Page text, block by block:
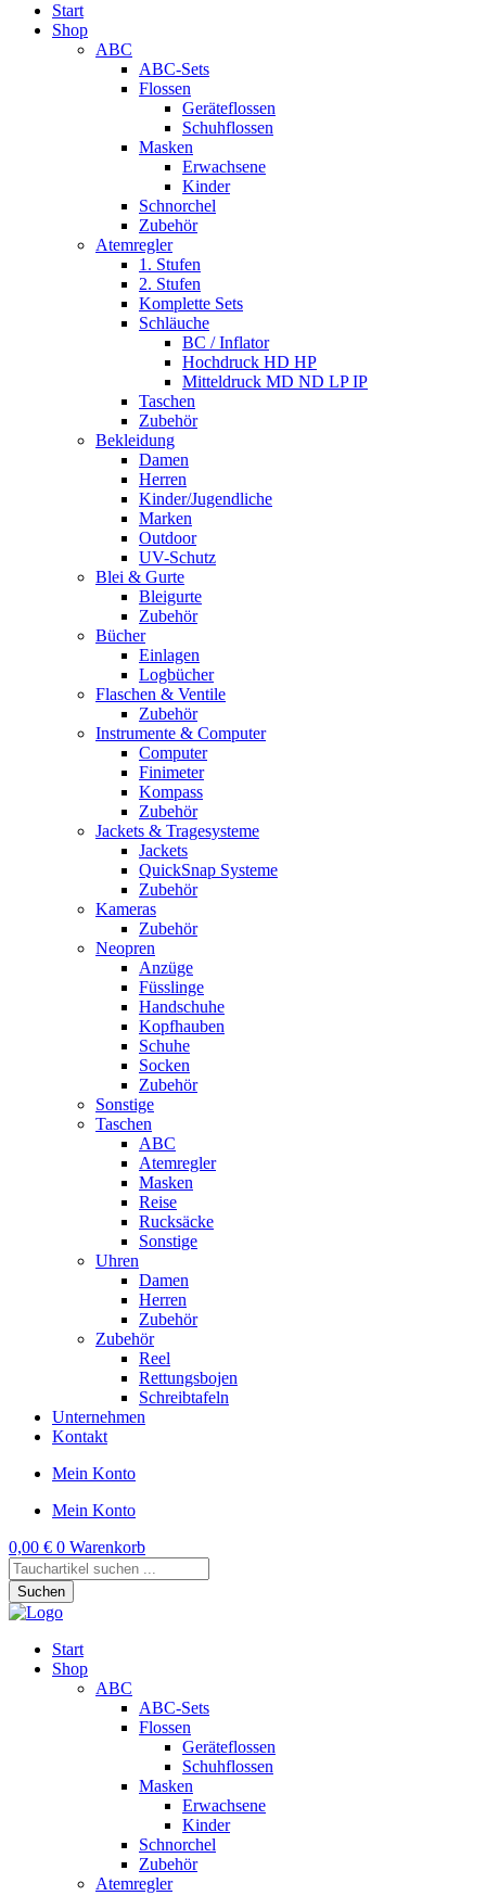
Start
Shop
ABC
ABC-Sets
Flossen
Geräteflossen
Schuhflossen
Masken
Erwachsene
Kinder
Schnorchel
Zubehör
Atemregler
1. Stufen
2. Stufen
Komplette Sets
Schläuche
BC / Inflator
Hochdruck HD HP
Mitteldruck MD ND LP IP
Taschen
Zubehör
Bekleidung
Damen
Herren
Kinder/Jugendliche
Marken
Outdoor
UV-Schutz
Blei & Gurte
Bleigurte
Zubehör
Bücher
Einlagen
Logbücher
Flaschen & Ventile
Zubehör
Instrumente & Computer
Computer
Finimeter
Kompass
Zubehör
Jackets & Tragesysteme
Jackets
QuickSnap Systeme
Zubehör
Kameras
Zubehör
Neopren
Anzüge
Füsslinge
Handschuhe
Kopfhauben
Schuhe
Socken
Zubehör
Sonstige
Taschen
ABC
Atemregler
Masken
Reise
Rucksäcke
Sonstige
Uhren
Damen
Herren
Zubehör
Zubehör
Reel
Rettungsbojen
Schreibtafeln
Unternehmen
Kontakt
Mein Konto
Mein Konto
0,00 € 0 Warenkorb
Products
search
Suchen
Start
Shop
ABC
ABC-Sets
Flossen
Geräteflossen
Schuhflossen
Masken
Erwachsene
Kinder
Schnorchel
Zubehör
Atemregler